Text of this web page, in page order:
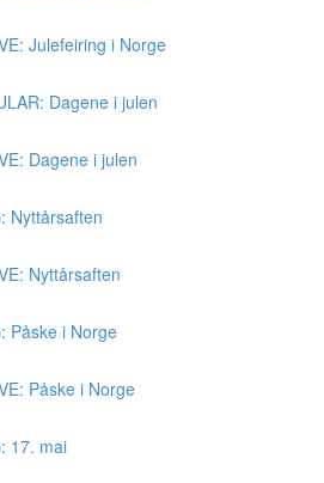
Julefeiring i Norge
Dagene i julen
Dagene i julen
Nyttårsaften
Nyttårsaften
Påske i Norge
Påske i Norge
17. mai